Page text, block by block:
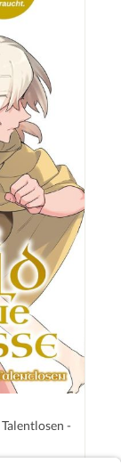
-